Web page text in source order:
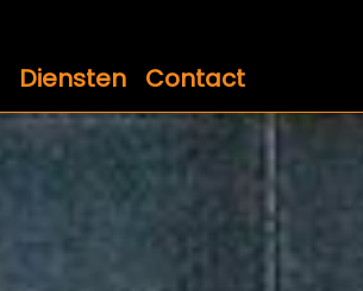
Diensten Contact